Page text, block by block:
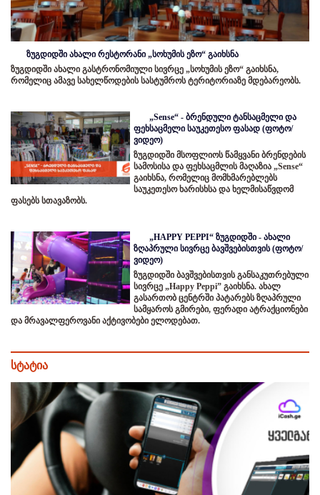
ზუგდიდში ახალი რესტორანი „სოხუმის ეზო“ გაიხსნა
ზუგდიდში ახალი გასტრონომიული სივრცე „სოხუმის ეზო“ გაიხსნა,
რომელიც ამავე სახელწოდების სასტუმროს ტერიტორიაზე მდებარეობს.
„Sense“ - ბრენდული ტანსაცმელი და
ფეხსაცმელი საუკეთესო ფასად (ფოტო/
ვიდეო)
ზუგდიდში მსოფლიოს წამყვანი ბრენდების
სამოსისა და ფეხსაცმლის მაღაზია „Sense“
გაიხსნა, რომელიც მომხმარებლებს
საუკეთესო ხარისხსა და ხელმისაწვდომ
ფასებს სთავაზობს.
„HAPPY PEPPI“ ზუგდიდში - ახალი
ზღაპრული სივრცე ბავშვებისთვის (ფოტო/
ვიდეო)
ზუგდიდში ბავშვებისთვის განსაკუთრებული
სივრცე „Happy Peppi” გაიხსნა. ახალ
გასართობ ცენტრში პატარებს ზღაპრული
სამყაროს გმირები, ფერადი ატრაქციონები
და მრავალფეროვანი აქტივობები ელოდებათ.
სტატია